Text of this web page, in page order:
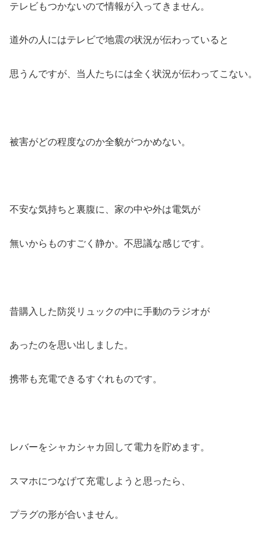
テレビもつかないので情報が入ってきません。
道外の人にはテレビで地震の状況が伝わっていると
思うんですが、当人たちには全く状況が伝わってこない。
被害がどの程度なのか全貌がつかめない。
不安な気持ちと裏腹に、家の中や外は電気が
無いからものすごく静か。不思議な感じです。
昔購入した防災リュックの中に手動のラジオが
あったのを思い出しました。
携帯も充電できるすぐれものです。
レバーをシャカシャカ回して電力を貯めます。
スマホにつなげて充電しようと思ったら、
プラグの形が合いません。